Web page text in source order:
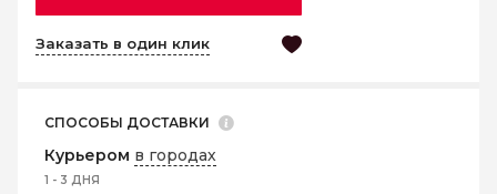
Заказать в один клик
СПОСОБЫ ДОСТАВКИ
Курьером в городах
1 - 3 ДНЯ